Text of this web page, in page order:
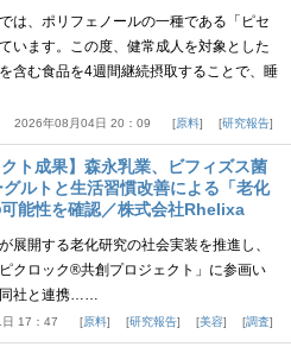
は、ポリフェノールの一種である「ピセ
います。この度、健常成人を対象とした
含む食品を4週間継続摂取することで、睡
2026年08月04日 20：09 原料 研究報告
クト成果】森永乳業、ビフィズス菌
ルトと生活習慣改善による「老化
能性を確認／株式会社Rhelixa
展開する老化研究の社会実装を推進し、
クロック®共創プロジェクト」に参画い
社と連携……
17：47 原料 研究報告 美容 調査